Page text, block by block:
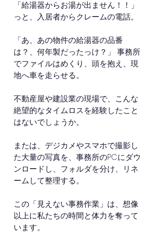
「給湯器からお湯が出ません！！」
っと、入居者からクレームの電話。
「あ、あの物件の給湯器の品番
は？、何年製だったっけ？」 事務所
でファイルはめくり、頭を抱え、現
地へ車を走らせる。
不動産屋や建設業の現場で、こんな
絶望的なタイムロスを経験したこと
はないでしょうか。
または、デジカメやスマホで撮影し
た大量の写真を、事務所のPCにダウ
ンロードし、フォルダを分け、リネ
ームして整理する。
この「見えない事務作業」は、想像
以上に私たちの時間と体力を奪って
います。